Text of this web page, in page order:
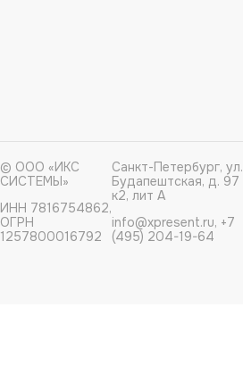
© ООО «ИКС
СИСТЕМЫ»
ИНН 7816754862,
ОГРН
1257800016792
Санкт-Петербург, ул.
Будапештская, д. 97
к2, лит А
info@xpresent.ru, +7
(495) 204-19-64